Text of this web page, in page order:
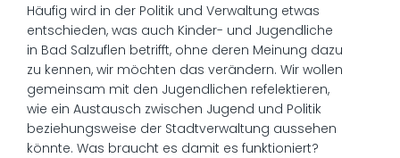
Häufig wird in der Politik und Verwaltung etwas
entschieden, was auch Kinder- und Jugendliche
in Bad Salzuflen betrifft, ohne deren Meinung dazu
zu kennen, wir möchten das verändern. Wir wollen
gemeinsam mit den Jugendlichen refelektieren,
wie ein Austausch zwischen Jugend und Politik
beziehungsweise der Stadtverwaltung aussehen
könnte. Was braucht es damit es funktioniert?